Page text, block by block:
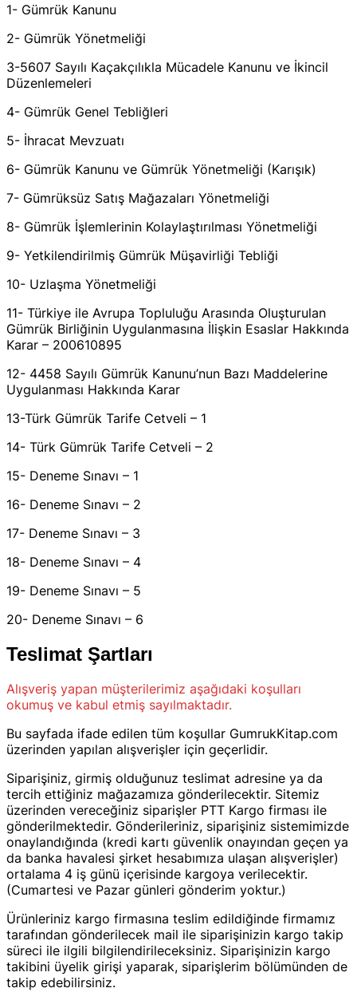
1- Gümrük Kanunu
2- Gümrük Yönetmeliği
3-5607 Sayılı Kaçakçılıkla Mücadele Kanunu ve İkincil
Düzenlemeleri
4- Gümrük Genel Tebliğleri
5- İhracat Mevzuatı
6- Gümrük Kanunu ve Gümrük Yönetmeliği (Karışık)
7- Gümrüksüz Satış Mağazaları Yönetmeliği
8- Gümrük İşlemlerinin Kolaylaştırılması Yönetmeliği
9- Yetkilendirilmiş Gümrük Müşavirliği Tebliği
10- Uzlaşma Yönetmeliği
11- Türkiye ile Avrupa Topluluğu Arasında Oluşturulan
Gümrük Birliğinin Uygulanmasına İlişkin Esaslar Hakkında
Karar – 200610895
12- 4458 Sayılı Gümrük Kanunu’nun Bazı Maddelerine
Uygulanması Hakkında Karar
13-Türk Gümrük Tarife Cetveli – 1
14- Türk Gümrük Tarife Cetveli – 2
15- Deneme Sınavı – 1
16- Deneme Sınavı – 2
17- Deneme Sınavı – 3
18- Deneme Sınavı – 4
19- Deneme Sınavı – 5
20- Deneme Sınavı – 6
Teslimat Şartları
Alışveriş yapan müşterilerimiz aşağıdaki koşulları
okumuş ve kabul etmiş sayılmaktadır.
Bu sayfada ifade edilen tüm koşullar GumrukKitap.com
üzerinden yapılan alışverişler için geçerlidir.
Siparişiniz, girmiş olduğunuz teslimat adresine ya da
tercih ettiğiniz mağazamıza gönderilecektir. Sitemiz
üzerinden vereceğiniz siparişler PTT Kargo firması ile
gönderilmektedir. Gönderileriniz, siparişiniz sistemimizde
onaylandığında (kredi kartı güvenlik onayından geçen ya
da banka havalesi şirket hesabımıza ulaşan alışverişler)
ortalama 4 iş günü içerisinde kargoya verilecektir.
(Cumartesi ve Pazar günleri gönderim yoktur.)
Ürünleriniz kargo firmasına teslim edildiğinde firmamız
tarafından gönderilecek mail ile siparişinizin kargo takip
süreci ile ilgili bilgilendirileceksiniz. Siparişinizin kargo
takibini üyelik girişi yaparak, siparişlerim bölümünden de
takip edebilirsiniz.